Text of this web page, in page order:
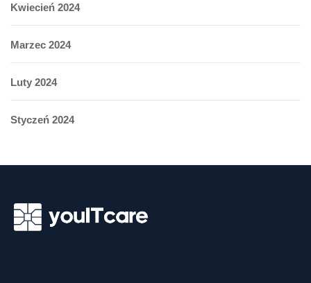
Kwiecień 2024
Marzec 2024
Luty 2024
Styczeń 2024